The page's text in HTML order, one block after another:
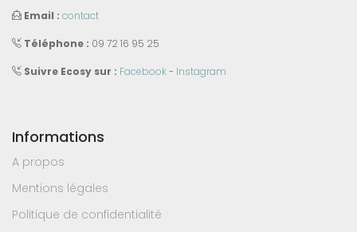
Email : contact
Téléphone : 09 72 16 95 25
Suivre Ecosy sur : Facebook- Instagram
Informations
A propos
Mentions légales
Politique de confidentialité